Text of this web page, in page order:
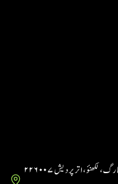
کتب خانہ علامہ شبلی نعمانی، ندوۃ العلماء کیمپس، ٹیگور مارگ، لکھنؤ، اتر پردیش ۲۲۶۰۰۷